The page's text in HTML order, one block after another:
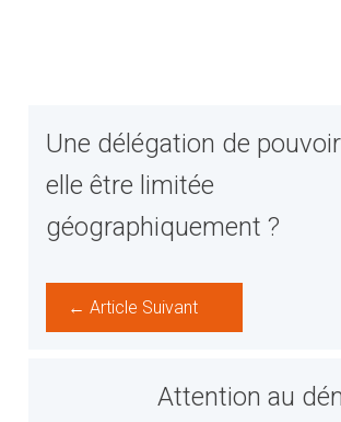
Une délégation de
elle être limitée
géographiquement ?
← Article Suivant
Attention au